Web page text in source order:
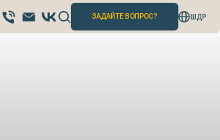
ЗАДАЙТЕ ВОПРОС? ШДР